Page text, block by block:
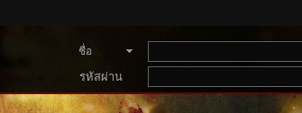
ชื่อ
สมาชิก
รหัสผ่าน